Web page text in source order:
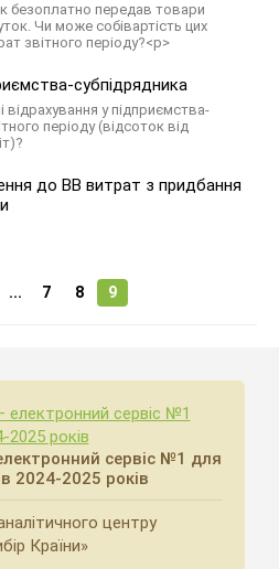
безоплатно передав товари
Чи може собівартість цих
звітного періоду?<p>
субпідрядника
у підприємства-
періоду (відсоток від
до ВВ витрат з придбання
... 7 8 9
сервіс №1 для
2024-2025 років
центру
Країни»